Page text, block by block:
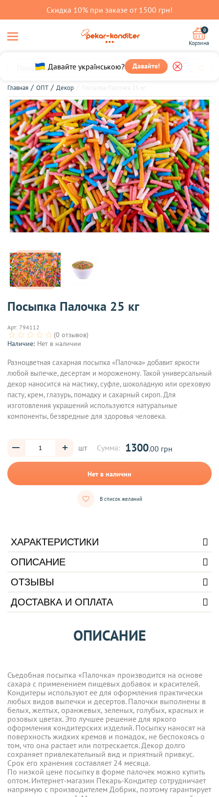
Скидка 10% при заказе от 1500 грн!
Давайте українською? Давайте!
0
Корзина
Главная ОПТ Декор
Посыпка Палочка 25 кг
Арт: 794112
(0 отзывов)
Наличие: Нет в наличии
Разноцветная сахарная посыпка «Палочка» добавит яркости
любой выпечке, десертам и мороженому. Такой универсальный
декор наносится на мастику, суфле, шоколадную или ореховую
пасту, крем, глазурь, помадку и сахарный сироп. Для
изготовления украшений используются натуральные
компоненты, безвредные для здоровья человека.
шт Сумма: 1300.00 грн
Нет в наличии
В список желаний
ХАРАКТЕРИСТИКИ
ОПИСАНИЕ
ОТЗЫВЫ
ДОСТАВКА И ОПЛАТА
ОПИСАНИЕ
Съедобная посыпка «Палочка» производится на основе
сахара с применением пищевых добавок и красителей.
Кондитеры используют ее для оформления практически
любых видов выпечки и десертов. Палочки выполнены в
белых, желтых, оранжевых, зеленых, голубых, красных и
розовых цветах. Это лучшее решение для яркого
оформления кондитерских изделий. Посыпку наносят на
поверхность жидких кремов и помадок, не беспокоясь о
том, что она растает или потрескается. Декор долго
сохраняет привлекательный вид и приятный привкус.
Срок его хранения составляет 24 месяца.
По низкой цене посыпку в форме палочек можно купить
оптом. Интернет-магазин Пекарь-Кондитер сотрудничает
напрямую с производителем Добрик, поэтому гарантирует